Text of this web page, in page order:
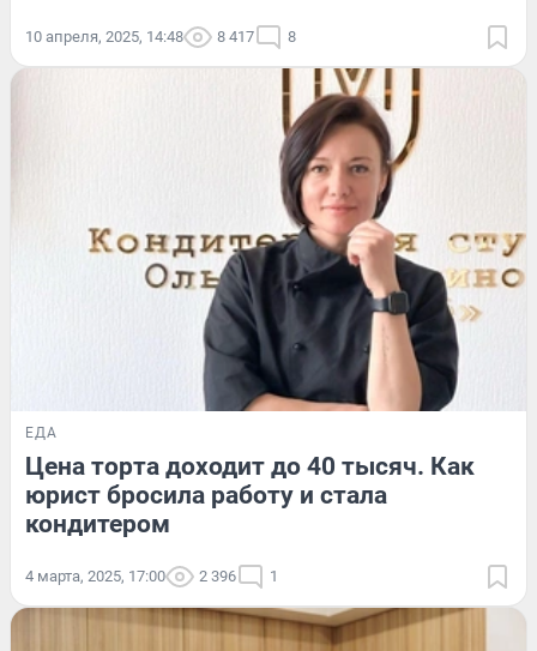
10 апреля, 2025, 14:48 8 417 8
ЕДА
Цена торта доходит до 40 тысяч. Как
юрист бросила работу и стала
кондитером
4 марта, 2025, 17:00 2 396 1